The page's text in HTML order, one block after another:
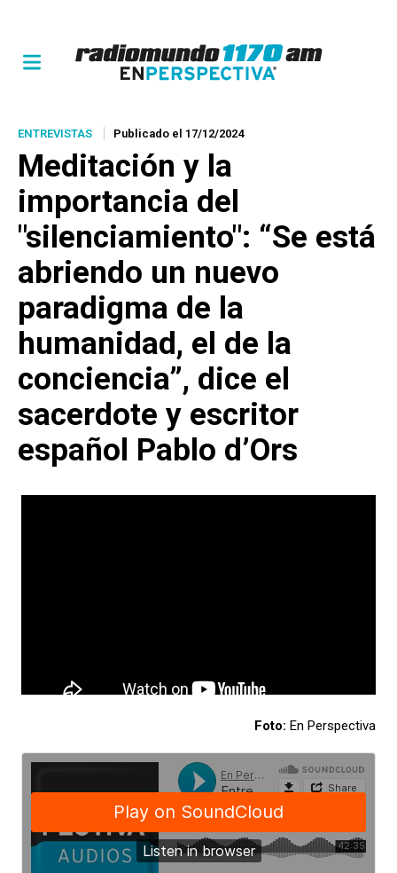
ENTREVISTAS Publicado el 17/12/2024
Meditación y la
importancia del
"silenciamiento": “Se está
abriendo un nuevo
paradigma de la
humanidad, el de la
conciencia”, dice el
sacerdote y escritor
español Pablo d’Ors
Foto: En Perspectiva